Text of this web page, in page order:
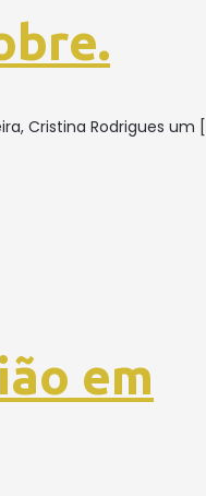
Cristina Rodrigues um
em